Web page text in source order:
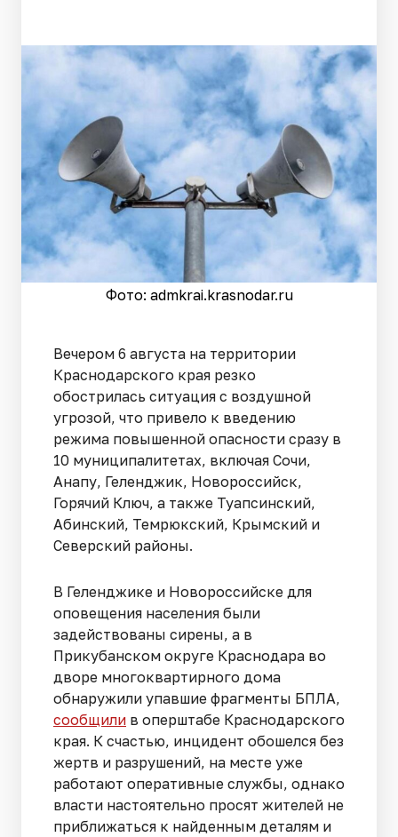
Фото: admkrai.krasnodar.ru
Вечером 6 августа на территории
Краснодарского края резко
обострилась ситуация с воздушной
угрозой, что привело к введению
режима повышенной опасности сразу в
10 муниципалитетах, включая Сочи,
Анапу, Геленджик, Новороссийск,
Горячий Ключ, а также Туапсинский,
Абинский, Темрюкский, Крымский и
Северский районы.
В Геленджике и Новороссийске для
оповещения населения были
задействованы сирены, а в
Прикубанском округе Краснодара во
дворе многоквартирного дома
обнаружили упавшие фрагменты БПЛА,
сообщили в оперштабе Краснодарского
края. К счастью, инцидент обошелся без
жертв и разрушений, на месте уже
работают оперативные службы, однако
власти настоятельно просят жителей не
приближаться к найденным деталям и